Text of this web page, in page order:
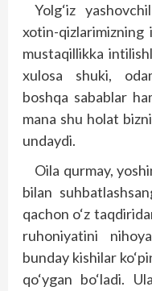
Yolg‘iz
xotin-qizlarimizning
mustaqillikka
xulosa shuki,
boshqa sabablar
mana shu holat
undaydi.
Oila qurmay,
bilan
qachon o‘z
ruhoniyatini
bunday kishilar
qo‘ygan bo‘ladi.